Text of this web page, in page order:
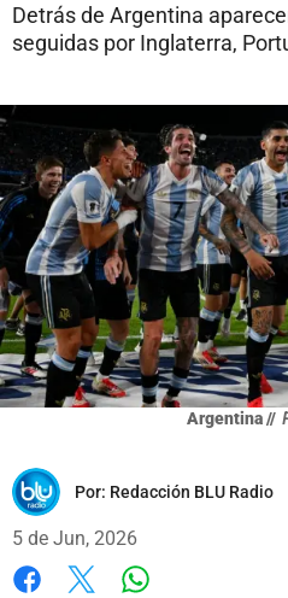
Detrás de Argentina
seguidas por Inglaterra,
Argentina //
Por: Redacción BLU Radio
5 de Jun, 2026